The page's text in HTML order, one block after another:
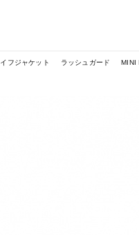
フジャケット ラッシュガード MINI